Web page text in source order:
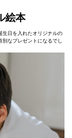
絵本
生日を入れたオリジナルの
別なプレゼントになるでし